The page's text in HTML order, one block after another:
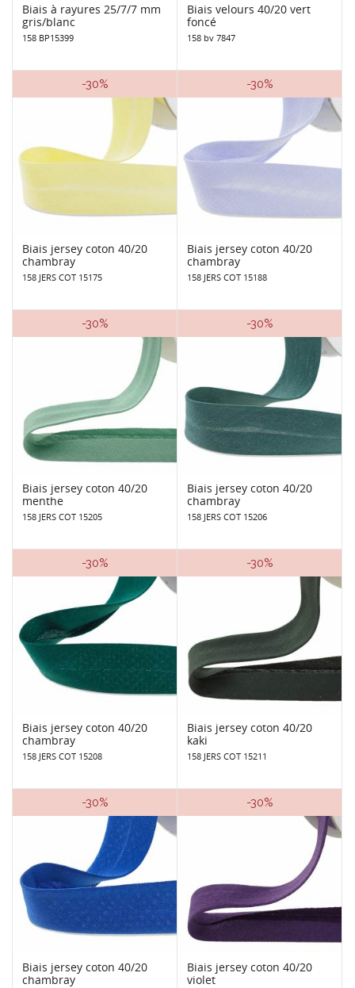
Biais à rayures 25/7/7 mm
gris/blanc
158 BP15399
Biais velours 40/20 vert
foncé
158 bv 7847
-30%
Biais jersey coton 40/20
chambray
158 JERS COT 15175
-30%
Biais jersey coton 40/20
chambray
158 JERS COT 15188
-30%
Biais jersey coton 40/20
menthe
158 JERS COT 15205
-30%
Biais jersey coton 40/20
chambray
158 JERS COT 15206
-30%
Biais jersey coton 40/20
chambray
158 JERS COT 15208
-30%
Biais jersey coton 40/20
kaki
158 JERS COT 15211
-30%
Biais jersey coton 40/20
chambray
-30%
Biais jersey coton 40/20
violet